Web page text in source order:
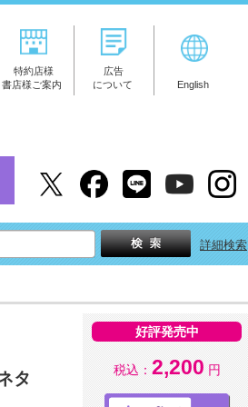
特約店様
書店様ご案内
広告
について
English
詳細検索
タ
好評発売中
税込： 2,200 円